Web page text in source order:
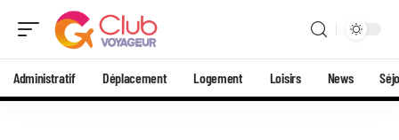
Administratif Déplacement Logement Loisirs News